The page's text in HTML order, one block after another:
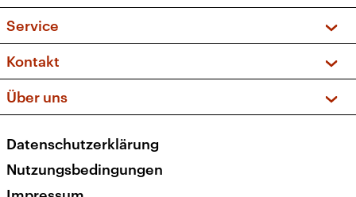
Sendungen und Podcasts
Musikliste
Kakadu – Das Kinderprogramm
Frequenzen (UKW + DAB+)
Service
FAQ
Apps
Newsletter
Veranstaltungen
Kontakt
Social Media
Über uns
Presse
Karriere
Datenschutzerklärung
Nutzungsbedingungen